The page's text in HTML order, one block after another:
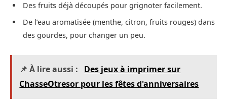
Des fruits déjà découpés pour grignoter facilement.
De l’eau aromatisée (menthe, citron, fruits rouges) dans
des gourdes, pour changer un peu.
📌 À lire aussi :
Des jeux à imprimer sur
ChasseOtresor pour les fêtes d'anniversaires